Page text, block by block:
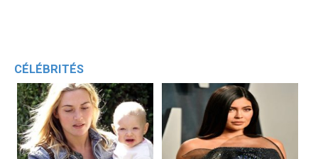
CÉLÉBRITÉS